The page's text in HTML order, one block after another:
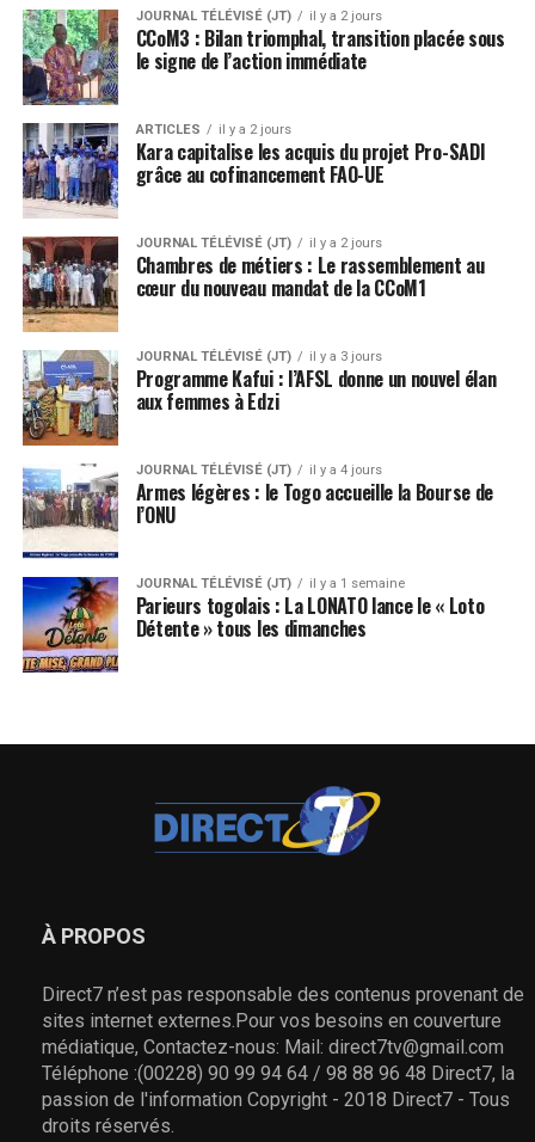
JOURNAL TÉLÉVISÉ (JT) il y a 2 jours
CCoM3 : Bilan triomphal, transition placée sous
le signe de l’action immédiate
ARTICLES il y a 2 jours
Kara capitalise les acquis du projet Pro-SADI
grâce au cofinancement FAO-UE
JOURNAL TÉLÉVISÉ (JT) il y a 2 jours
Chambres de métiers : Le rassemblement au
cœur du nouveau mandat de la CCoM1
JOURNAL TÉLÉVISÉ (JT) il y a 3 jours
Programme Kafui : l’AFSL donne un nouvel élan
aux femmes à Edzi
JOURNAL TÉLÉVISÉ (JT) il y a 4 jours
Armes légères : le Togo accueille la Bourse de
l’ONU
JOURNAL TÉLÉVISÉ (JT) il y a 1 semaine
Parieurs togolais : La LONATO lance le « Loto
Détente » tous les dimanches
À PROPOS
Direct7 n’est pas responsable des contenus provenant de
sites internet externes.Pour vos besoins en couverture
médiatique, Contactez-nous: Mail: direct7tv@gmail.com
Téléphone :(00228) 90 99 94 64 / 98 88 96 48 Direct7, la
passion de l'information Copyright - 2018 Direct7 - Tous
droits réservés.